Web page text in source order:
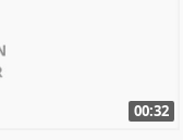
00:32